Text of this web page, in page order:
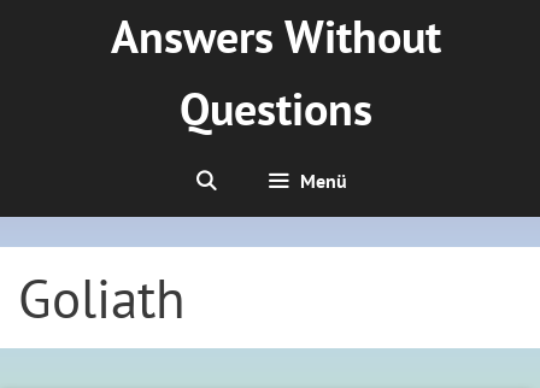
Answers Without
Questions
Menü
Goliath